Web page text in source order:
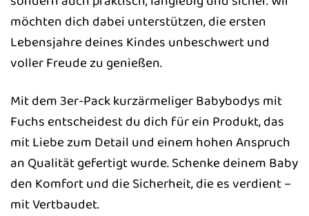
möchten dich dabei unterstützen, die ersten
Lebensjahre deines Kindes unbeschwert und
voller Freude zu genießen.
Mit dem 3er-Pack kurzärmeliger Babybodys mit
Fuchs entscheidest du dich für ein Produkt, das
mit Liebe zum Detail und einem hohen Anspruch
an Qualität gefertigt wurde. Schenke deinem Baby
den Komfort und die Sicherheit, die es verdient –
mit Vertbaudet.